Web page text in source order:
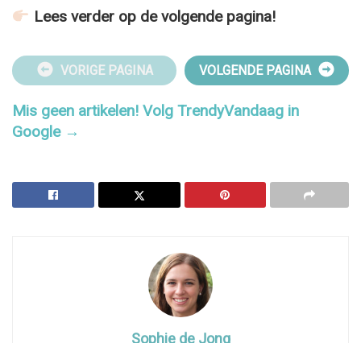
Lees verder op de volgende pagina!
VORIGE PAGINA VOLGENDE PAGINA
Mis geen artikelen! Volg TrendyVandaag in
Google →
Sophie de Jong